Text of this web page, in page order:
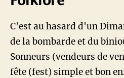
C'est au hasard d'un
de la bombarde et du
Sonneurs (vendeurs de
fête (fest) simple et bon